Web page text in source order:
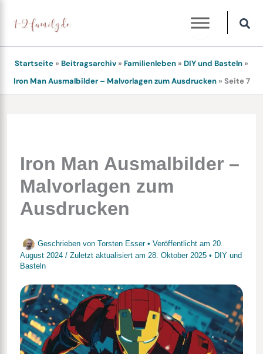
Inhalt
springen
Startseite » Beitragsarchiv » Familienleben » DIY und Basteln »
Iron Man Ausmalbilder – Malvorlagen zum Ausdrucken» Seite 7
Iron Man Ausmalbilder –
Malvorlagen zum
Ausdrucken
Geschrieben von Torsten Esser • Veröffentlicht am 20.
August 2024 / Zuletzt aktualisiert am 28. Oktober 2025• DIY und
Basteln